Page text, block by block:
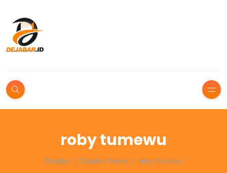
roby tumewu
Dejabar Dejabar Home roby tumewu